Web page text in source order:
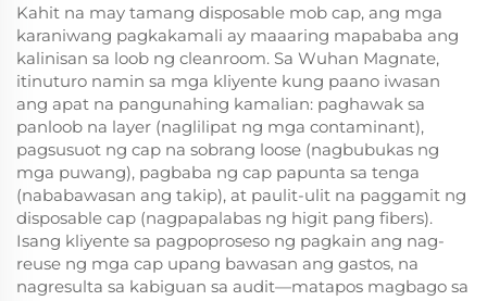
Kahit na may tamang disposable mob cap, ang mga
karaniwang pagkakamali ay maaaring mapababa ang
kalinisan sa loob ng cleanroom. Sa Wuhan Magnate,
itinuturo namin sa mga kliyente kung paano iwasan
ang apat na pangunahing kamalian: paghawak sa
panloob na layer (naglilipat ng mga contaminant),
pagsusuot ng cap na sobrang loose (nagbubukas ng
mga puwang), pagbaba ng cap papunta sa tenga
(nababawasan ang takip), at paulit-ulit na paggamit ng
disposable cap (nagpapalabas ng higit pang fibers).
Isang kliyente sa pagpoproseso ng pagkain ang nag-
reuse ng mga cap upang bawasan ang gastos, na
nagresulta sa kabiguan sa audit—matapos magbago sa